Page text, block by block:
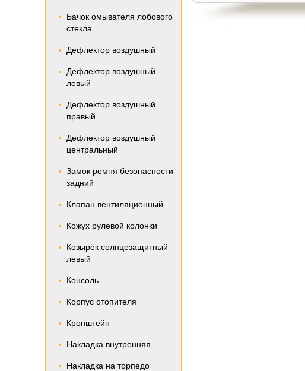
Бачок омывателя лобового
стекла
Дефлектор воздушный
Дефлектор воздушный
левый
Дефлектор воздушный
правый
Дефлектор воздушный
центральный
Замок ремня безопасности
задний
Клапан вентиляционный
Кожух рулевой колонки
Козырёк солнцезащитный
левый
Консоль
Корпус отопителя
Кронштейн
Накладка внутренняя
Накладка на торпедо